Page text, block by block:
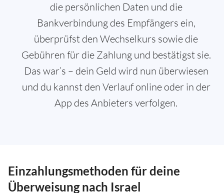
die persönlichen Daten und die
Bankverbindung des Empfängers ein,
überprüfst den Wechselkurs sowie die
Gebühren für die Zahlung und bestätigst sie.
Das war’s – dein Geld wird nun überwiesen
und du kannst den Verlauf online oder in der
App des Anbieters verfolgen.
Einzahlungsmethoden für deine
Überweisung nach Israel